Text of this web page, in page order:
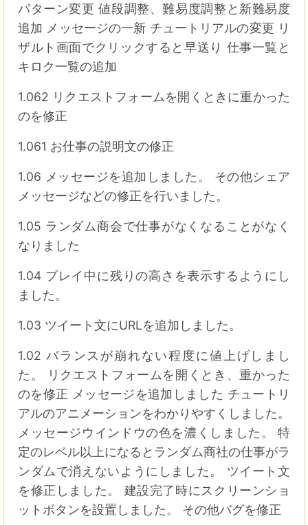
パターン変更 値段調整、難易度調整と新難易度
追加 メッセージの一新 チュートリアルの変更 リ
ザルト画面でクリックすると早送り 仕事一覧と
キロク一覧の追加
1.062 リクエストフォームを開くときに重かった
のを修正
1.061 お仕事の説明文の修正
1.06 メッセージを追加しました。 その他シェア
メッセージなどの修正を行いました。
1.05 ランダム商会で仕事がなくなることがなく
なりました
1.04 プレイ中に残りの高さを表示するようにし
ました。
1.03 ツイート文にURLを追加しました。
1.02 バランスが崩れない程度に値上げしまし
た。 リクエストフォームを開くとき、重かった
のを修正 メッセージを追加しました チュートリ
アルのアニメーションをわかりやすくしました。
メッセージウインドウの色を濃くしました。 特
定のレベル以上になるとランダム商社の仕事がラ
ンダムで消えないようにしました。 ツイート文
を修正しました。 建設完了時にスクリーンショ
ットボタンを設置しました。 その他バグを修正